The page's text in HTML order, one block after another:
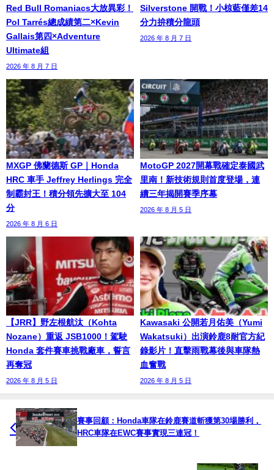
Red Bull Romaniacs大放異彩！
Pol Tarrés總成績第二×Kevin
Gallais第四×Adventure
Ultimate組
2026 年 8 月 7 日
Silverstone 開戰！小椋藍僅差14
分力拚積分龍頭
2026 年 8 月 7 日
MXGP 佛蘭德斯 GP｜Honda
HRC 車手 Jeffrey Herlings 完全
制霸封王！積分領先擴大至 104
分
2026 年 8 月 6 日
MotoGP 2027開幕戰確定泰國武
里南！新技術規則首度登場，連
續三年揭開賽季序幕
2026 年 8 月 5 日
【JRR】野左根航汰（Kohta
Nozane）重返 JSB1000！駕駛
Honda 套件賽車挑戰廠車，誓言
再奪冠
2026 年 8 月 5 日
Kawasaki 公開若月佑美（Yumi
Wakatsuki）出演鈴鹿8耐官方紀
錄影片！直擊雨戰幕後與車隊熱
血奮戰
2026 年 8 月 5 日
賽事回顧：Honda車隊在鈴鹿賽道斬獲第30場勝利，
HRC車隊在EWC賽事實現三連冠！